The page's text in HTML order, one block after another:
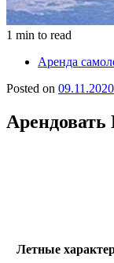
1 min to read
Аренда
Posted on 09.11.2020
Арендовать
Летные